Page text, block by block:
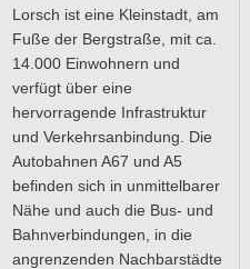
Lorsch ist eine Kleinstadt, am
Fuße der Bergstraße, mit ca.
14.000 Einwohnern und
verfügt über eine
hervorragende Infrastruktur
und Verkehrsanbindung. Die
Autobahnen A67 und A5
befinden sich in unmittelbarer
Nähe und auch die Bus- und
Bahnverbindungen, in die
angrenzenden Nachbarstädte